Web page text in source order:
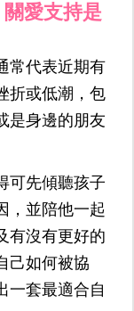
愛支持是
常代表近期有
折或低潮，包
是身邊的朋友
可先傾聽孩子
，並陪他一起
有沒有更好的
己如何被協
一套最適合自